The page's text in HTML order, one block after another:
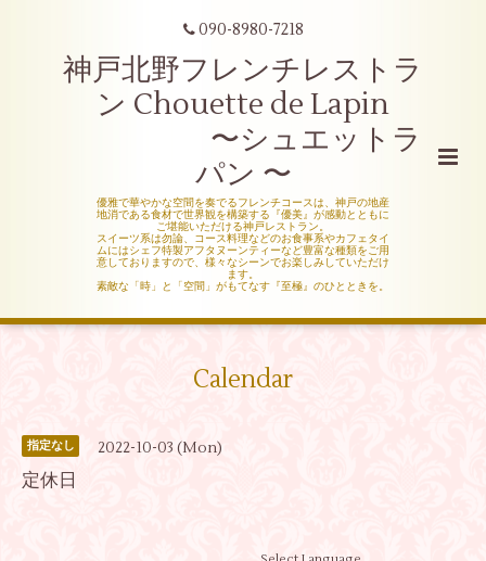
090-8980-7218
神戸北野フレンチレストラ
ン Chouette de Lapin
〜シュエットラ
パン 〜
優雅で華やかな空間を奏でるフレンチコースは、神戸の地産
地消である食材で世界観を構築する『優美』が感動とともに
ご堪能いただける神戸レストラン。
スイーツ系は勿論、コース料理などのお食事系やカフェタイ
ムにはシェフ特製アフタヌーンティーなど豊富な種類をご用
意しておりますので、様々なシーンでお楽しみしていただけ
ます。
素敵な「時」と「空間」がもてなす『至極』のひとときを。
Calendar
指定なし 2022-10-03 (Mon)
定休日